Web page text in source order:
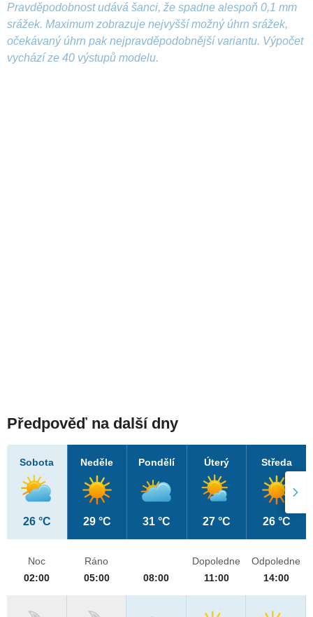
Pravděpodobnost udává šanci, že spadne alespoň 0,1 mm
srážek. Maximum zobrazuje nejvyšší možný úhrn srážek,
očekávaný úhrn pak nejpravděpodobnější variantu. Výpočet
vychází ze 40 výstupů modelu.
Předpověď na další dny
Sobota
26 °C
Neděle
29 °C
Pondělí
31 °C
Úterý
27 °C
Středa
26 °C
Noc
02:00
Ráno
05:00
08:00
Dopoledne
11:00
Odpoledne
14:00